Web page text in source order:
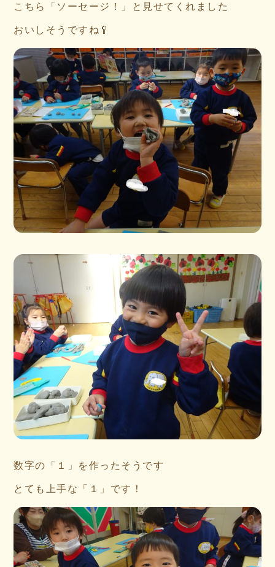
こちら「ソーセージ！」と見せてくれました
おいしそうですね🥄
数字の「１」を作ったそうです
とても上手な「１」です！